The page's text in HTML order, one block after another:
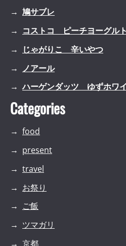
鳩サブレ
コストコ ピーチヨーグル
じゃがりこ 辛いやつ
ノアール
ハーゲンダッツ ゆずホワ
Categories
food
present
travel
お祭り
ご飯
ツマガリ
京都